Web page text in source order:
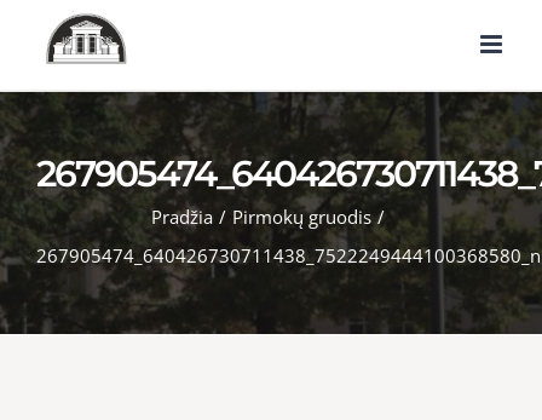
Pradžia / Pirmokų gruodis /
267905474_640426730711438_7522249444100368580_n